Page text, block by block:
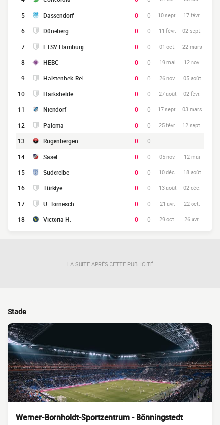
5 Dassendorf 0 0 10 sept. 17 févr.
6 Düneberg 0 0 11 févr. 02 sept.
7 ETSV Hamburg 0 0 01 oct. 22 mars
8 HEBC 0 0 19 mai 12 nov.
9 Halstenbek-Rel 0 0 26 nov. 05 août
10 Harksheide 0 0 27 août 02 févr.
11 Niendorf 0 0 17 sept. 03 mars
12 Paloma 0 0 25 févr. 12 sept.
13 Rugenbergen 0
0
14
Sasel 0 0 05 nov. 12 mai
15 Süderelbe 0 0 10 déc. 18 août
16 Türkiye 0 0 13 août 02 déc.
17 U. Tornesch 0 0 21 avr. 22 oct.
18 Victoria H. 0 0 29 oct. 26 avr.
LA SUITE APRÈS CETTE PUBLICITÉ
Stade
Werner-Bornholdt-Sportzentrum - Bönningstedt